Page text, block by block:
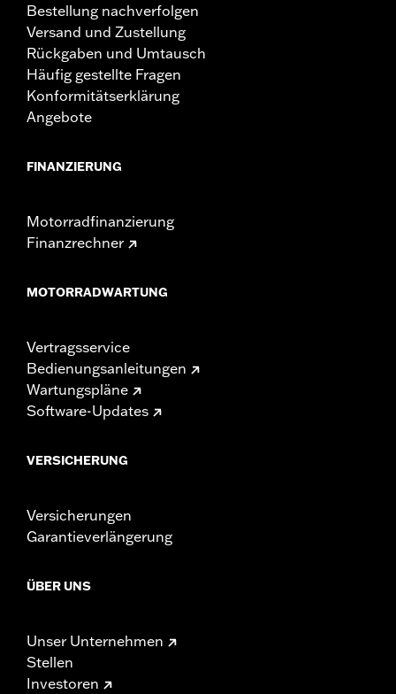
Bestellung nachverfolgen
Versand und Zustellung
Rückgaben und Umtausch
Häufig gestellte Fragen
Konformitätserklärung
Angebote
FINANZIERUNG
Motorradfinanzierung
Finanzrechner
MOTORRADWARTUNG
Vertragsservice
Bedienungsanleitungen
Wartungspläne
Software-Updates
VERSICHERUNG
Versicherungen
Garantieverlängerung
ÜBER UNS
Unser Unternehmen
Stellen
Investoren